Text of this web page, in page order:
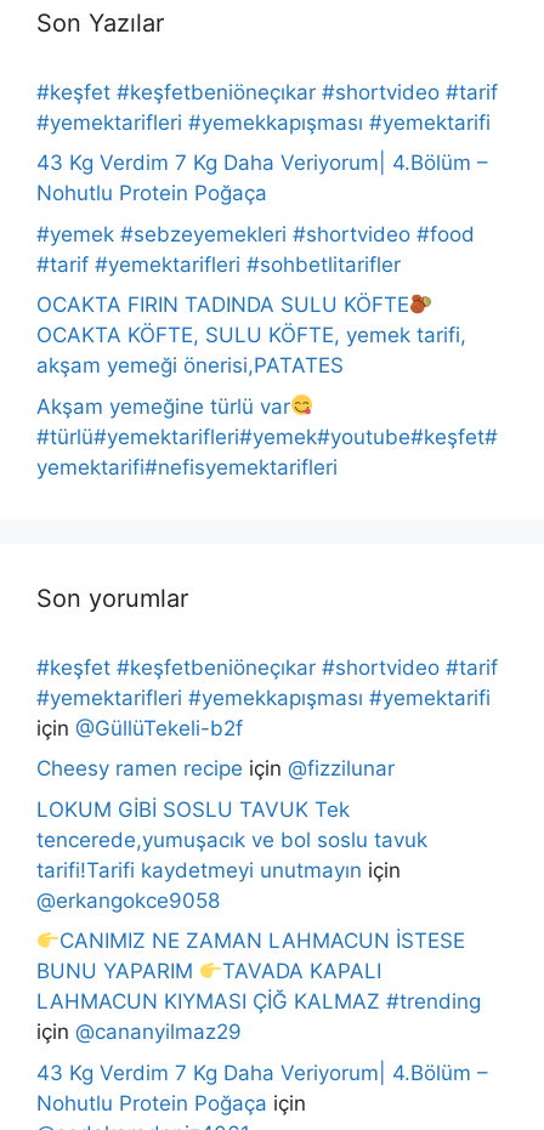
Son Yazılar
#keşfet #keşfetbeniöneçıkar #shortvideo #tarif
#yemektarifleri #yemekkapışması #yemektarifi
43 Kg Verdim 7 Kg Daha Veriyorum| 4.Bölüm –
Nohutlu Protein Poğaça
#yemek #sebzeyemekleri #shortvideo #food
#tarif #yemektarifleri #sohbetlitarifler
OCAKTA FIRIN TADINDA SULU KÖFTE
OCAKTA KÖFTE, SULU KÖFTE, yemek tarifi,
akşam yemeği önerisi,PATATES
Akşam yemeğine türlü var
#türlü#yemektarifleri#yemek#youtube#keşfet#
yemektarifi#nefisyemektarifleri
Son yorumlar
#keşfet #keşfetbeniöneçıkar #shortvideo #tarif
#yemektarifleri #yemekkapışması #yemektarifi
için @GüllüTekeli-b2f
Cheesy ramen recipe için @fizzilunar
LOKUM GİBİ SOSLU TAVUK Tek
tencerede,yumuşacık ve bol soslu tavuk
tarifi!Tarifi kaydetmeyi unutmayın için
@erkangokce9058
CANIMIZ NE ZAMAN LAHMACUN İSTESE
BUNU YAPARIM
TAVADA KAPALI
LAHMACUN KIYMASI ÇİĞ KALMAZ #trending
için @cananyilmaz29
43 Kg Verdim 7 Kg Daha Veriyorum| 4.Bölüm –
Nohutlu Protein Poğaça için